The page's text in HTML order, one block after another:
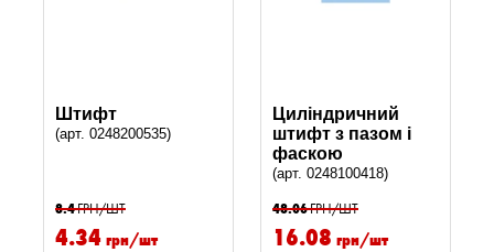
Штифт
(арт. 0248200535)
8.4ГРН/ШТ
4.34 грн/шт
Циліндричний
штифт з пазом і
фаскою
(арт. 0248100418)
48.06ГРН/ШТ
16.08 грн/шт